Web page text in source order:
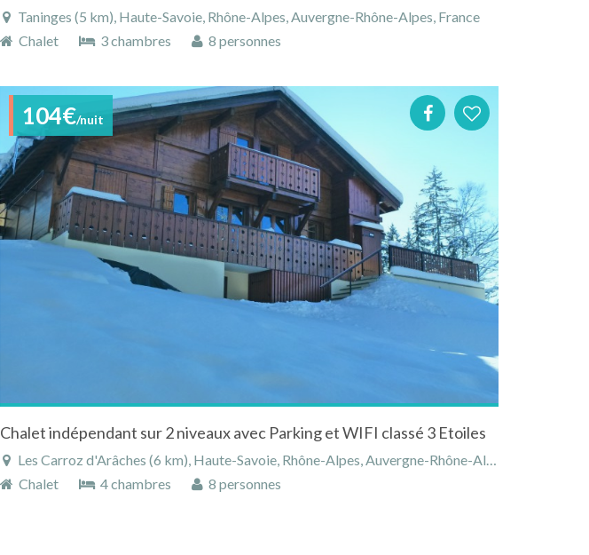
Taninges (5 km), Haute-Savoie, Rhône-Alpes, Auvergne-Rhône-Alpes, France
Chalet
3 chambres 8 personnes
104€/nuit
Chalet indépendant sur 2 niveaux avec Parking et WIFI classé 3 Etoiles
Les Carroz d'Arâches (6 km), Haute-Savoie, Rhône-Alpes, Auvergne-Rhône-Alpes, France
Chalet
4 chambres 8 personnes